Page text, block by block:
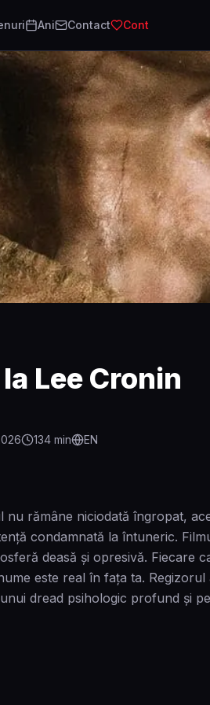
Ani Contact Cont
Lee Cronin
134 min EN
rămâne niciodată îngropat,
condamnată la întuneric.
deasă și opresivă. Fiecare
este real în fața ta.
dread psihologic profund și